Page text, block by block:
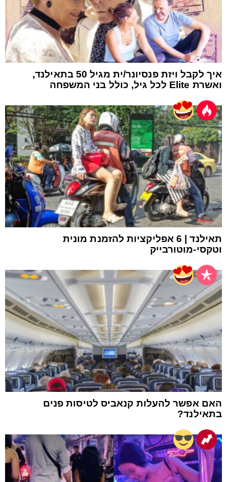
איך לקבל ויזת פנסיונר/ית מגיל 50 בתאילנד,
ואשרת Elite לכל גיל, כולל בני המשפחה
תאילנד | 6 אפליקציות להזמנת מונית
וטקסי-מוטורבייק
האם אפשר להעלות קנאביס לטיסות פנים
בתאילנד?